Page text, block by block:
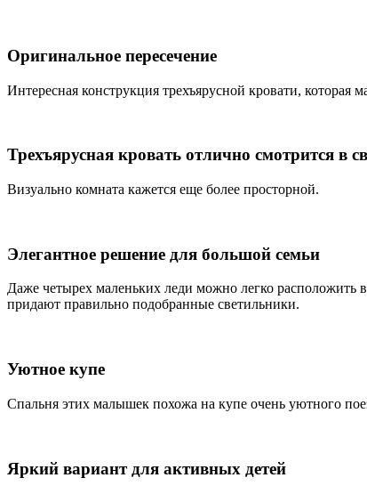
Оригинальное пересечение
Интересная конструкция трехъярусной кровати, которая
Трехъярусная кровать отлично смотрится в
Визуально комната кажется еще более просторной.
Элегантное решение для большой семьи
Даже четырех маленьких леди можно легко расположить
придают правильно подобранные светильники.
Уютное купе
Спальня этих малышек похожа на купе очень уютного
Яркий вариант для активных детей